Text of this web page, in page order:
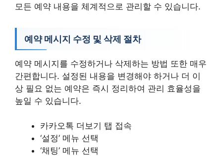
모든 예약 내용을 체계적으로 관리할 수 있습니다.
예약 메시지 수정 및 삭제 절차
예약 메시지를 수정하거나 삭제하는 방법 또한 매우
간편합니다. 설정된 내용을 변경해야 하거나 더 이
상 필요 없는 예약은 즉시 정리하여 관리 효율성을
높일 수 있습니다.
카카오톡 더보기 탭 접속
‘설정’ 메뉴 선택
‘채팅’ 메뉴 선택